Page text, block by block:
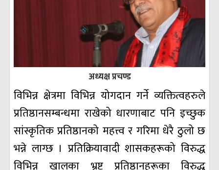
अध्यक्ष प्रचण्ड
विभिन्न क्षेत्रमा विभिन्न योगदान गर्ने व्यक्तित्वहरुले
प्रतिष्ठानसम्बन्धमा राखेको धारणाबाट पनि इच्छुक
सांस्कृतिक प्रतिष्ठानको महत्त्व र गरिमा धेरै ठुलो छ
भन्ने लाग्छ । प्रतिक्रियावादी शासकहरूको विरुद्ध
विभिन्न खालका भ्रष्ट प्रतिष्ठानहरूका विरुद्ध